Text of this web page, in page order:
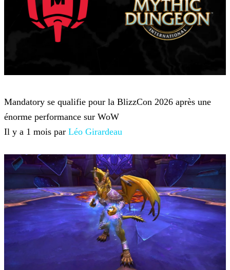
Mandatory se qualifie pour la BlizzCon 2026 après une
énorme performance sur WoW
Il y a 1 mois par Léo Girardeau